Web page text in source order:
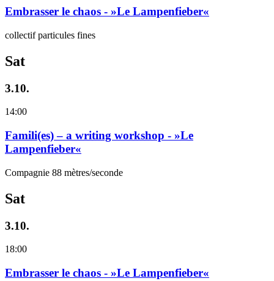
Embrasser le chaos - »Le Lampenfieber«
collectif particules fines
Sat
3.10.
14:00
Famili(es) – a writing workshop - »Le
Lampenfieber«
Compagnie 88 mètres/seconde
Sat
3.10.
18:00
Embrasser le chaos - »Le Lampenfieber«